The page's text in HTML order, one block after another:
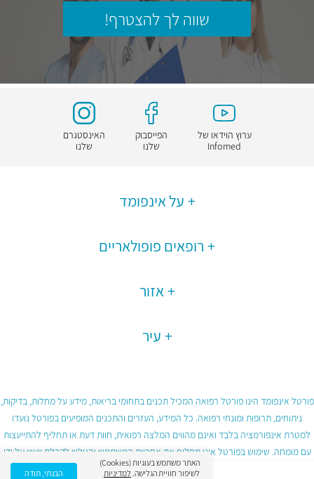
שווה לך להצטרף!
ערוץ הוידאו של
Infomed
הפייסבוק
שלנו
האינסטגרם
שלנו
על אינפומד
רופאים פופולאריים
אזור
עיר
פורטל אינפומד הינו פורטל רפואה המכיל תכנים בתחומי בריאות, מידע על מחלות, בדיקות,
ניתוחים, תרופות ומונחי רפואה. כל המידע, העזרים והתכנים המופיעים בפורטל נועדו
למטרת אינפורמציה בלבד ואינם מהווים המלצה רפואית, חוות דעת או תחליף להתייעצות
עם מומחה. שימוש בפורטל אינו מחליף את אחריות המשתמש והגולש לקבלת ייעוץ על ידי
גורם רפואי מוסמך ובכפוף לתנאי השימוש בפורטל.
האתר משתמש בעוגיות (Cookies)
לשיפור חוויית הגלישה. למדיניות
הבנתי, תודה